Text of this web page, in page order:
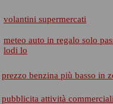
volantini supermercati
meteo auto in regalo solo
lodi lo
prezzo benzina più basso in
pubblicita attività commerciali